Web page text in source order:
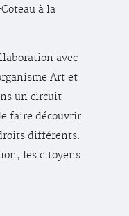
à la
avec
Art et
un circuit
faire découvrir
différents.
les citoyens